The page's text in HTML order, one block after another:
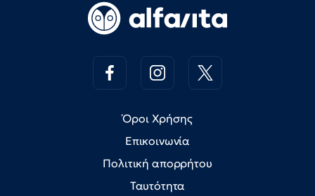
Όροι Χρήσης
Επικοινωνία
Πολιτική απορρήτου
Ταυτότητα